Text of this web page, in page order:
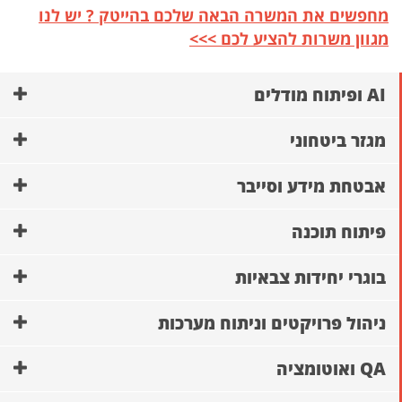
מחפשים את המשרה הבאה שלכם בהייטק ? יש לנו
מגוון משרות להציע לכם >>>
AI ופיתוח מודלים
מגזר ביטחוני
אבטחת מידע וסייבר
פיתוח תוכנה
בוגרי יחידות צבאיות
ניהול פרויקטים וניתוח מערכות
QA ואוטומציה